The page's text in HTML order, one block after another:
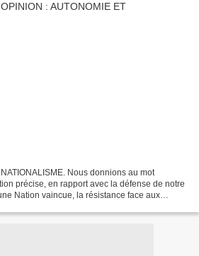
Nous donnions au mot
précise, en rapport avec la défense de notre
Nation vaincue, la résistance face aux